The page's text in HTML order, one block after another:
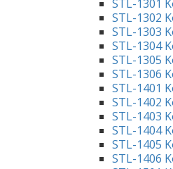
STL-1301
STL-1302
STL-1303
STL-1304
STL-1305
STL-1306
STL-1401
STL-1402
STL-1403
STL-1404
STL-1405
STL-1406